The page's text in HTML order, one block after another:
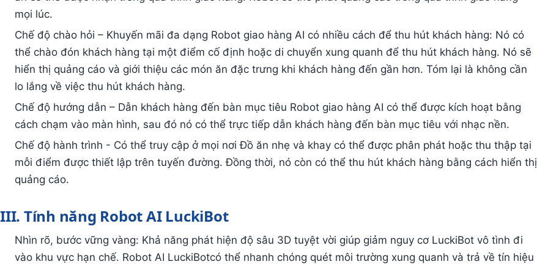
mọi lúc.
Chế độ chào hỏi – Khuyến mãi đa dạng Robot giao hàng AI có nhiều cách để thu hút khách hàng: Nó có
thể chào đón khách hàng tại một điểm cố định hoặc di chuyển xung quanh để thu hút khách hàng. Nó sẽ
hiển thị quảng cáo và giới thiệu các món ăn đặc trưng khi khách hàng đến gần hơn. Tóm lại là không cần
lo lắng về việc thu hút khách hàng.
Chế độ hướng dẫn – Dẫn khách hàng đến bàn mục tiêu Robot giao hàng AI có thể được kích hoạt bằng
cách chạm vào màn hình, sau đó nó có thể trực tiếp dẫn khách hàng đến bàn mục tiêu với nhạc nền.
Chế độ hành trình - Có thể truy cập ở mọi nơi Đồ ăn nhẹ và khay có thể được phân phát hoặc thu thập tại
mỗi điểm được thiết lập trên tuyến đường. Đồng thời, nó còn có thể thu hút khách hàng bằng cách hiển thị
quảng cáo.
III. Tính năng Robot AI LuckiBot
Nhìn rõ, bước vững vàng: Khả năng phát hiện độ sâu 3D tuyệt vời giúp giảm nguy cơ LuckiBot vô tình đi
vào khu vực hạn chế. Robot AI LuckiBotcó thể nhanh chóng quét môi trường xung quanh và trả về tín hiệu